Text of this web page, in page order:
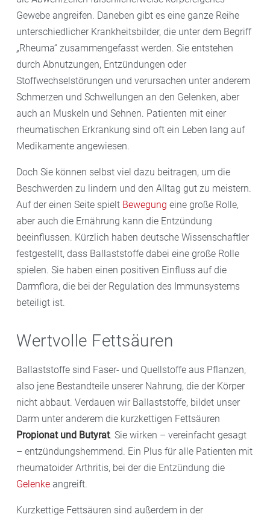
Gewebe angreifen. Daneben gibt es eine ganze Reihe
unterschiedlicher Krankheitsbilder, die unter dem Begriff
„Rheuma“ zusammengefasst werden. Sie entstehen
durch Abnutzungen, Entzündungen oder
Stoffwechselstörungen und verursachen unter anderem
Schmerzen und Schwellungen an den Gelenken, aber
auch an Muskeln und Sehnen. Patienten mit einer
rheumatischen Erkrankung sind oft ein Leben lang auf
Medikamente angewiesen.
Doch Sie können selbst viel dazu beitragen, um die
Beschwerden zu lindern und den Alltag gut zu meistern.
Auf der einen Seite spielt Bewegung eine große Rolle,
aber auch die Ernährung kann die Entzündung
beeinflussen. Kürzlich haben deutsche Wissenschaftler
festgestellt, dass Ballaststoffe dabei eine große Rolle
spielen. Sie haben einen positiven Einfluss auf die
Darmflora, die bei der Regulation des Immunsystems
beteiligt ist.
Wertvolle Fettsäuren
Ballaststoffe sind Faser- und Quellstoffe aus Pflanzen,
also jene Bestandteile unserer Nahrung, die der Körper
nicht abbaut. Verdauen wir Ballaststoffe, bildet unser
Darm unter anderem die kurzkettigen Fettsäuren
Propionat und Butyrat. Sie wirken – vereinfacht gesagt
– entzündungshemmend. Ein Plus für alle Patienten mit
rheumatoider Arthritis, bei der die Entzündung die
Gelenke angreift.
Kurzkettige Fettsäuren sind außerdem in der